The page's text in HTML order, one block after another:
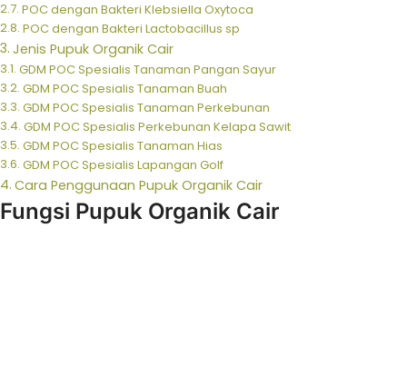
POC dengan Bakteri Klebsiella Oxytoca
POC dengan Bakteri Lactobacillus sp
Jenis Pupuk Organik Cair
GDM POC Spesialis Tanaman Pangan Sayur
GDM POC Spesialis Tanaman Buah
GDM POC Spesialis Tanaman Perkebunan
GDM POC Spesialis Perkebunan Kelapa Sawit
GDM POC Spesialis Tanaman Hias
GDM POC Spesialis Lapangan Golf
Cara Penggunaan Pupuk Organik Cair
Fungsi Pupuk Organik Cair